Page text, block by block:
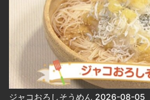
ジャコおろしそうめん 2026-08-05